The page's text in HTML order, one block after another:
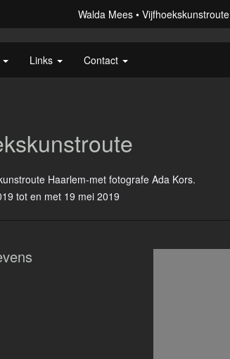
Walda Mees Vijfhoekskunstroute
Links Contact
Haarlem-met fotografe Ada Kors.
tot en met 19 mei 2019